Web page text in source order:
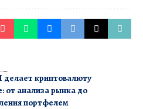
делает криптовалюту
от анализа рынка до
портфелем